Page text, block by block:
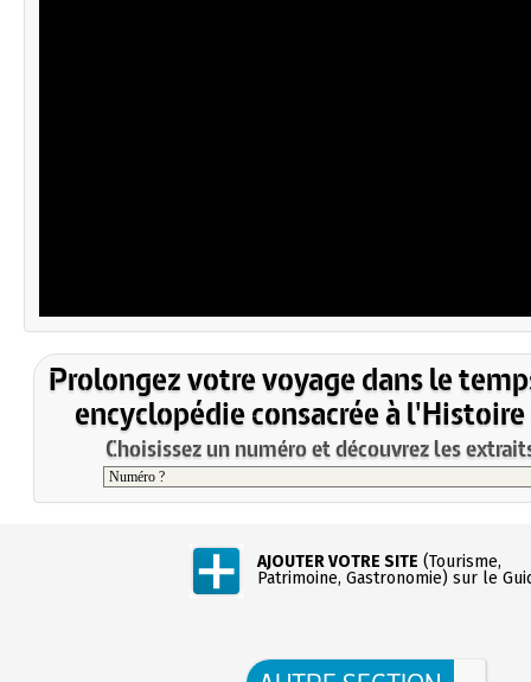
Prolongez votre voyage dans le
encyclopédie consacrée à l'Histoire
Choisissez un numéro et découvrez les
AJOUTER VOTRE SITE (Tourisme,
Patrimoine, Gastronomie) sur le